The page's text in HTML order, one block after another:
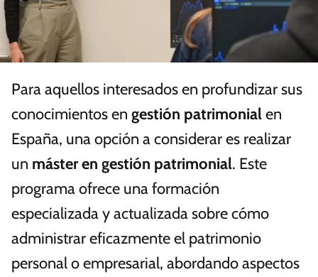
Para aquellos interesados en profundizar sus
conocimientos en gestión patrimonialen
España, una opción a considerar es realizar
un máster en gestión patrimonial. Este
programa ofrece una formación
especializada y actualizada sobre cómo
administrar eficazmente el patrimonio
personal o empresarial, abordando aspectos